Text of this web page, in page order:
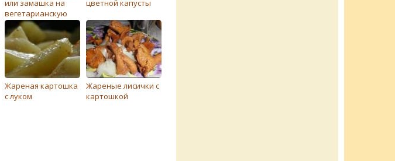
или замашка на
вегетарианскую
кухню
цветной капусты
Жареная картошка
с луком
Жареные лисички с
картошкой